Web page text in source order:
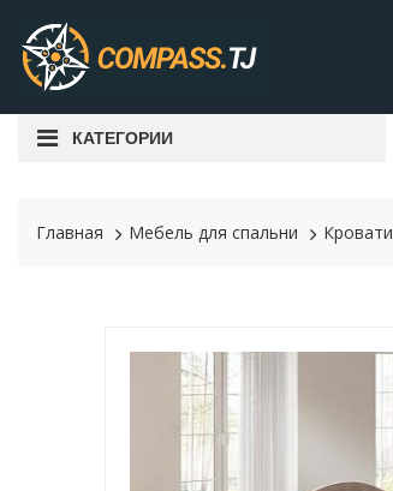
КАТЕГОРИИ
Главная Мебель для спальни Кровати